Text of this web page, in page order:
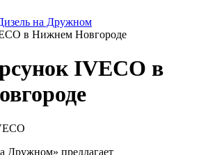
на Дружном
в Нижнем Новгороде
IVECO в
Дружном» предлагает